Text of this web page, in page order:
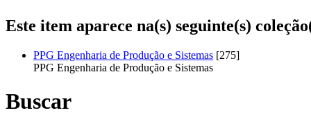
Este item aparece na(s) seguinte(s)
PPG Engenharia de Produção e Sistemas [275]
PPG Engenharia de Produção e Sistemas
Buscar